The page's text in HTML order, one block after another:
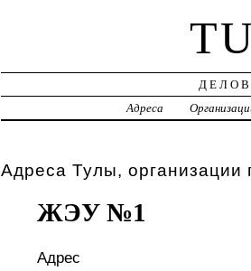
Адреса
Адреса Тулы, организации
ЖЭУ №1
Адрес